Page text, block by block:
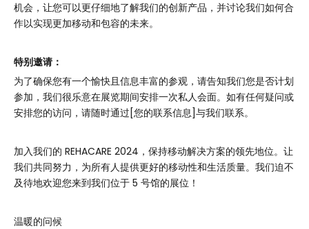
机会，让您可以更仔细地了解我们的创新产品，并讨论我们如何合
作以实现更加移动和包容的未来。
特别邀请：
为了确保您有一个愉快且信息丰富的参观，请告知我们您是否计划
参加，我们很乐意在展览期间安排一次私人会面。如有任何疑问或
安排您的访问，请随时通过[您的联系信息]与我们联系。
加入我们的 REHACARE 2024，保持移动解决方案的领先地位。让
我们共同努力，为所有人提供更好的移动性和生活质量。我们迫不
及待地欢迎您来到我们位于 5 号馆的展位！
温暖的问候